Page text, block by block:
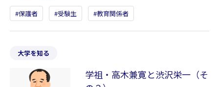
保護者 受験生 教育関係者
大学を知る
学祖・高木兼寛と渋沢栄一（そ